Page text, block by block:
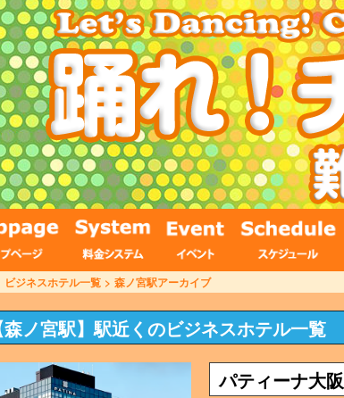
ビジネスホテル一覧 > 森ノ宮駅アーカイブ
森ノ宮駅】駅近くのビジネスホテル一覧
パティーナ大阪